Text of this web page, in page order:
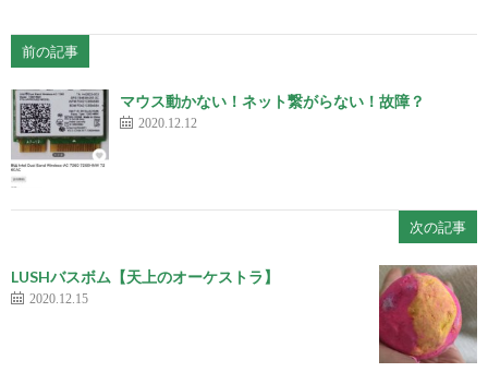
前の記事
マウス動かない！ネット繋がらない！故障？
2020.12.12
次の記事
LUSHバスボム【天上のオーケストラ】
2020.12.15